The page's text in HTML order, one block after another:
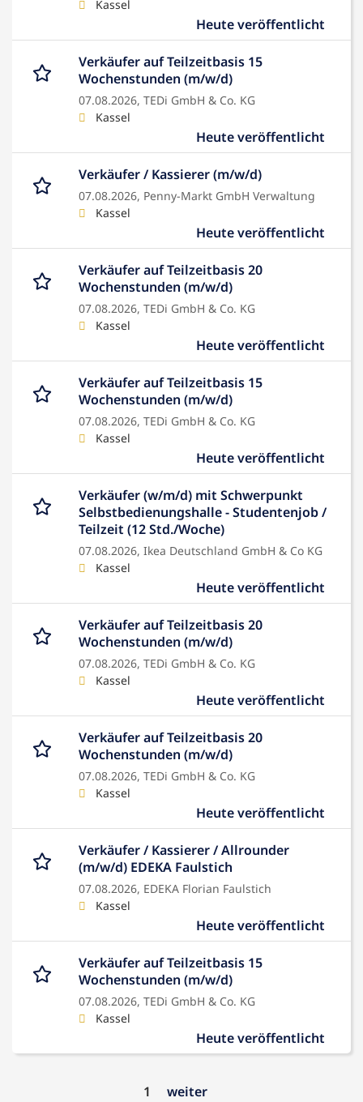
Kassel
Heute veröffentlicht
Verkäufer auf Teilzeitbasis 15
Wochenstunden (m/w/d)
07.08.2026, TEDi GmbH & Co. KG
Kassel
Heute veröffentlicht
Verkäufer / Kassierer (m/w/d)
07.08.2026, Penny-Markt GmbH Verwaltung
Kassel
Heute veröffentlicht
Verkäufer auf Teilzeitbasis 20
Wochenstunden (m/w/d)
07.08.2026, TEDi GmbH & Co. KG
Kassel
Heute veröffentlicht
Verkäufer auf Teilzeitbasis 15
Wochenstunden (m/w/d)
07.08.2026, TEDi GmbH & Co. KG
Kassel
Heute veröffentlicht
Verkäufer (w/m/d) mit Schwerpunkt
Selbstbedienungshalle - Studentenjob /
Teilzeit (12 Std./Woche)
07.08.2026, Ikea Deutschland GmbH & Co KG
Kassel
Heute veröffentlicht
Verkäufer auf Teilzeitbasis 20
Wochenstunden (m/w/d)
07.08.2026, TEDi GmbH & Co. KG
Kassel
Heute veröffentlicht
Verkäufer auf Teilzeitbasis 20
Wochenstunden (m/w/d)
07.08.2026, TEDi GmbH & Co. KG
Kassel
Heute veröffentlicht
Verkäufer / Kassierer / Allrounder
(m/w/d) EDEKA Faulstich
07.08.2026, EDEKA Florian Faulstich
Kassel
Heute veröffentlicht
Verkäufer auf Teilzeitbasis 15
Wochenstunden (m/w/d)
07.08.2026, TEDi GmbH & Co. KG
Kassel
Heute veröffentlicht
1 weiter